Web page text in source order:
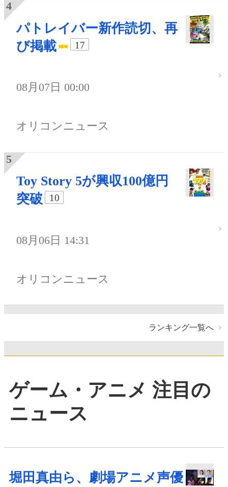
パトレイバー新作読切、再
び掲載
17
08月07日 00:00
オリコンニュース
Toy Story 5が興収100億円
突破
10
08月06日 14:31
オリコンニュース
ランキング一覧へ
ゲーム・アニメ 注目の
ニュース
堀田真由ら、劇場アニメ声優